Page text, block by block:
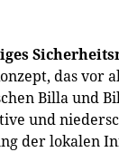
das vor
Billa und
und
der lokalen